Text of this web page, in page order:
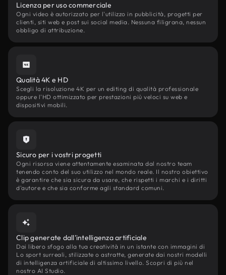
Licenza per uso commerciale
Ogni video è autorizzato per l'utilizzo in pubblicità, progetti per
clienti, siti web e post sui social media. Nessuna filigrana, nessun
obbligo di attribuzione.
Qualità 4K e HD
Scegli la risoluzione 4K per un editing di qualità professionale
oppure l'HD ottimizzato per prestazioni più veloci su web e
dispositivi mobili.
Sicuro per i vostri progetti
Ogni risorsa viene attentamente esaminata dal nostro team
tenendo conto del suo utilizzo nel mondo reale. Il nostro obiettivo
è garantire che sia sicura da usare, che rispetti i marchi e i diritti
d'autore e che sia conforme agli standard comuni.
Clip generate dall'intelligenza artificiale
Dai libero sfogo alla tua creatività in un istante con immagini di
Lo sport surreali, stilizzate o astratte, generate dai nostri modelli
di intelligenza artificiale di altissimo livello. Scopri di più nel
nostro AI Studio.